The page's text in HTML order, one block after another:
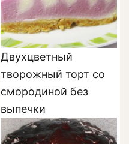
Двухцветный
творожный торт со
смородиной без
выпечки